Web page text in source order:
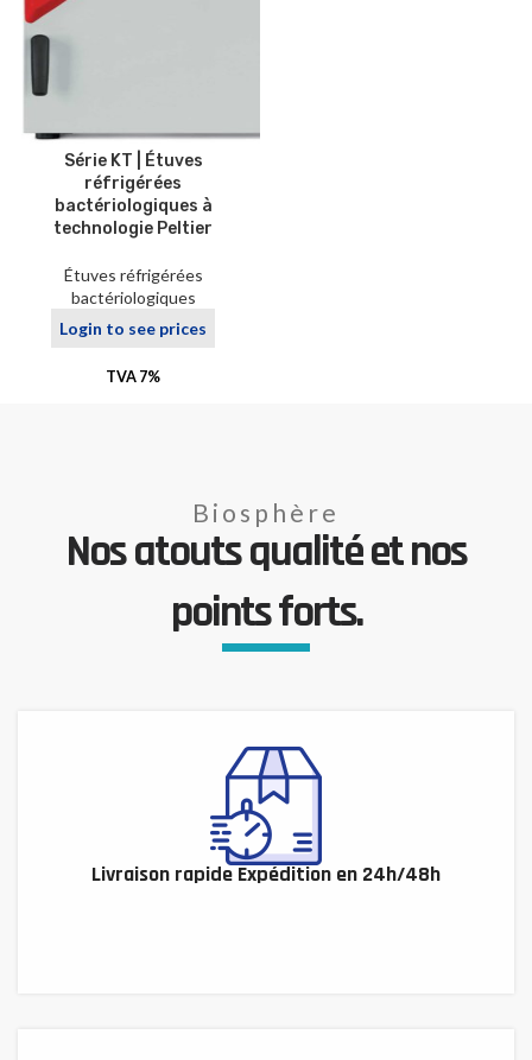
Série KT | Étuves
réfrigérées
bactériologiques à
technologie Peltier
Étuves réfrigérées
bactériologiques
Login to see prices
TVA 7%
Biosphère
Nos atouts qualité et nos
points forts.
Livraison rapide Expédition en 24h/48h